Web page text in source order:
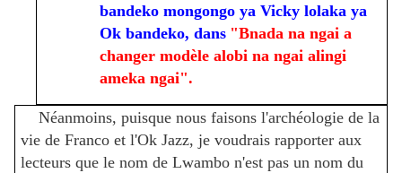
bandeko mongongo ya Vicky lolaka ya
Ok bandeko, dans "Bnada na ngai a
changer modèle alobi na ngai alingi
ameka ngai".
Néanmoins, puisque nous faisons l'archéologie de la
vie de Franco et l'Ok Jazz, je voudrais rapporter aux
lecteurs que le nom de Lwambo n'est pas un nom du